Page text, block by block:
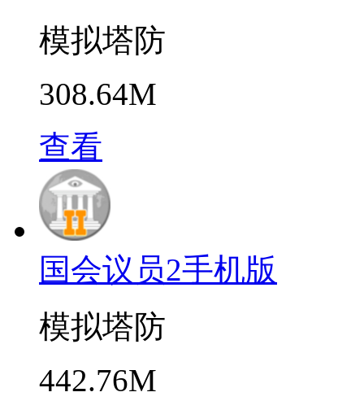
模拟塔防
308.64M
查看
国会议员2手机版
模拟塔防
442.76M